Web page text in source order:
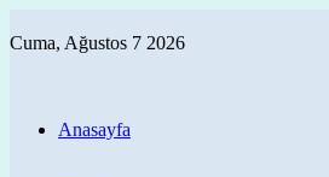
Cuma, Ağustos 7 2026
Anasayfa